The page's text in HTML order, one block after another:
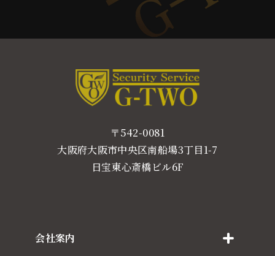
〒542-0081
大阪府大阪市中央区南船場3丁目1-7
日宝東心斎橋ビル6F
会社案内